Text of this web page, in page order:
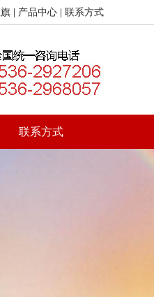
产品中心 联系方式
联系方式